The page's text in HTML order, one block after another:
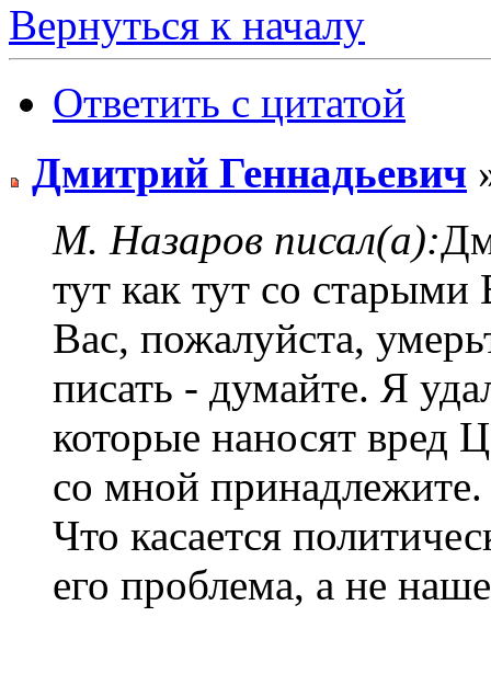
Вернуться к началу
Ответить с цитатой
Дмитрий Геннадьевич
М. Назаров писал(а):
тут как тут со
Вас, пожалуйста,
писать - думайте. Я
которые наносят вред
со мной принадлежите.
Что касается
его проблема, а не